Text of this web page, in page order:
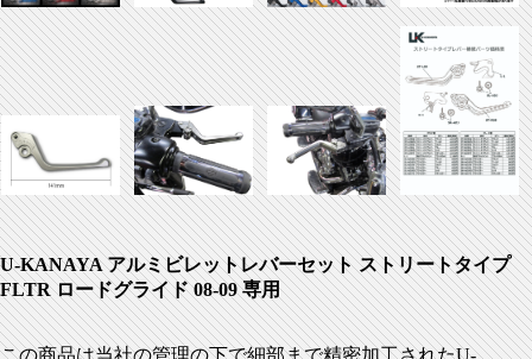
U-KANAYA アルミビレットレバーセット ストリートタイプ
FLTR ロードグライド 08-09 専用
この商品は当社の管理の下で細部まで精密加工されたU-